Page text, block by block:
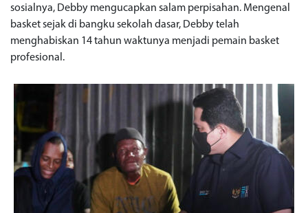
sosialnya, Debby mengucapkan salam perpisahan. Mengenal
basket sejak di bangku sekolah dasar, Debby telah
menghabiskan 14 tahun waktunya menjadi pemain basket
profesional.